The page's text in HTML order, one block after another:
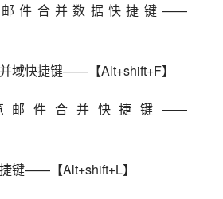
邮件合并数据快捷键——
域快捷键——【Alt+shift+F】
邮件合并快捷键——
键——【Alt+shift+L】